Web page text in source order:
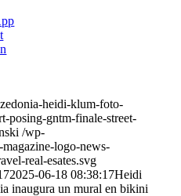
heidi-klum-foto-
posing-gntm-finale-street-
/wp-
logo-news-
real-esates.svg
2025-06-18 08:38:17Heidi
inaugura un mural en bikini